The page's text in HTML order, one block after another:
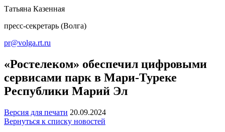
Татьяна Казенная
пресс-секретарь (Волга)
pr@volga.rt.ru
«Ростелеком» обеспечил цифровыми
сервисами парк в Мари-Туреке
Республики Марий Эл
Версия для печати 20.09.2024
Вернуться к списку новостей